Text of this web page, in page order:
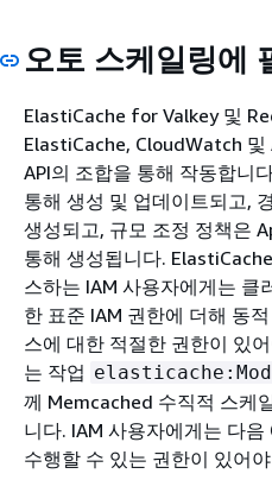
오토 스케일링에
ElastiCache for Valkey 및
ElastiCache, CloudWatch
API의 조합을 통해 작동합니
통해 생성 및 업데이트되고,
생성되고, 규모 조정 정책은
통해 생성됩니다.
스하는 IAM 사용자에게는 클
한 표준 IAM 권한에 더해 동
스에 대한 적절한 권한이 있
는 작업
께 Memcached 수직적 스케
니다. IAM 사용자에게는 다
수행할 수 있는 권한이 있어